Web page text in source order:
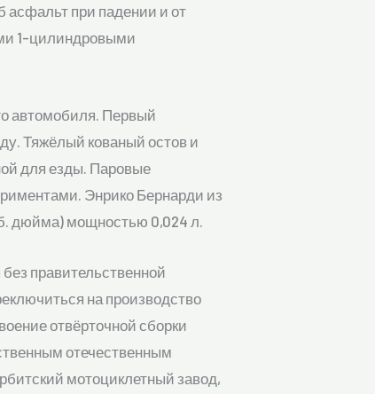
асфальт при падении и от
1-цилиндровыми
автомобиля. Первый
Тяжёлый кованый остов и
для езды. Паровые
Энрико Бернарди из
дюйма) мощностью 0,024 л.
правительственной
на производство
отвёрточной сборки
отечественным
мотоциклетный завод,